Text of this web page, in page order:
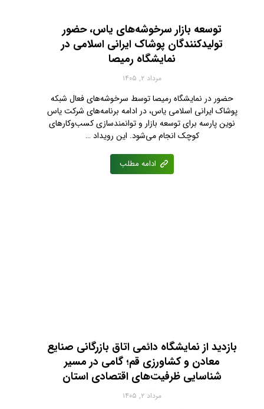
توسعه بازار سرخوشه‌های یاس، حضور
تولیدکنندگان پوشاک ایرانی اسلامی در
نمایشگاه رمیصا
مرداد ۲, ۱۴۰۵
حضور در نمایشگاه رمیصا توسط سرخوشه‌های فعال شبکه
پوشاک ایرانی اسلامی یاس، در ادامه برنامه‌های شرکت یاس
نوین پارسه برای توسعه بازار و توانمندسازی کسب‌وکارهای
کوچک انجام می‌شود. این رویداد …
ادامه مطلب
بازدید از نمایشگاه دائمی اتاق بازرگانی صنایع
معادن و کشاورزی قم؛ گامی در مسیر
شناسایی ظرفیت‌های اقتصادی استان
مرداد ۲, ۱۴۰۵